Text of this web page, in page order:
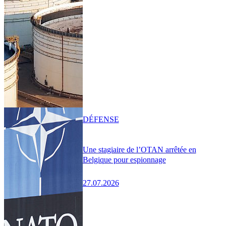
Une stagiaire de l’OTAN arrêtée en
Belgique pour espionnage
27.07.2026
DÉFENSE